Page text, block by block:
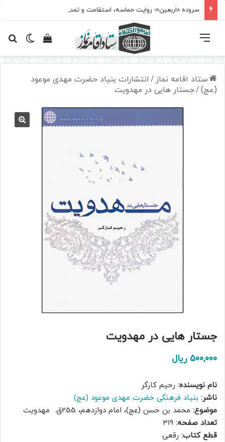
تغییرمشاهده فهرست
ستاد اقامه نماز / انتشارات بنیاد حضرت مهدی موعود
(عج)/جستار هایی در مهدویت
جستار هایی در مهدویت
500,000 ریال
نام نویسنده: رحیم کارگر
ناشر: بنیاد فرهنگی حضرت مهدی موعود (عج)
موضوع: محمد بن حسن (عج)، امام دوازدهم، 255ق. مهدویت
تعداد صفحه:
قطع کتاب: رقعی